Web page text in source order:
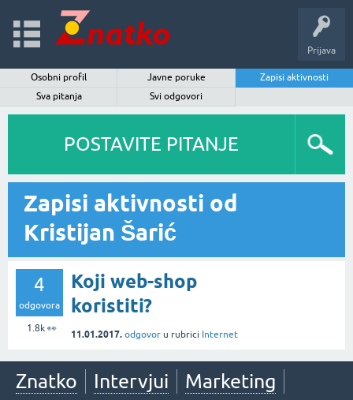
Prijava
Osobni profil Javne poruke
Zapisi aktivnosti
Sva pitanja
Svi odgovori
POSTAVITE PITANJE
Zapisi aktivnosti od
Kristijan Šarić
4
odgovora
1.8k👀
Koji web-shop
koristiti?
11.01.2017. odgovor u rubrici Internet
Znatko Intervjui
Marketing